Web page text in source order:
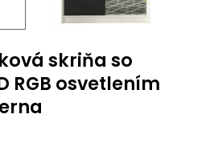
skriňa so
RGB osvetlením